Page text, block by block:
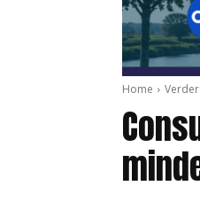
Home